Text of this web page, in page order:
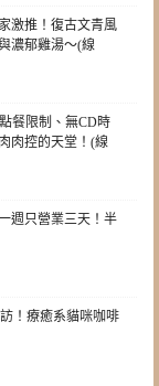
激推！復古文青風
濃郁雞湯～(線
餐限制、無CD時
肉控的天堂！(線
週只營業三天！半
！療癒系貓咪咖啡